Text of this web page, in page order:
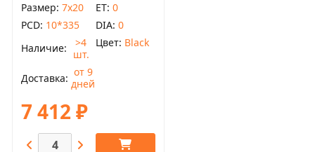
Размер 7x20
PCD 10*335
Наличие
>4
шт.
Доставка
от 9
дней
ET 0
DIA 0
Цвет Black
7 412 ₽